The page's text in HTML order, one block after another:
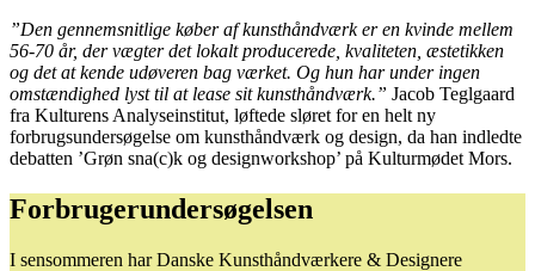
”Den gennemsnitlige køber af kunsthåndværk er en kvinde mellem
56-70 år, der vægter det lokalt producerede, kvaliteten, æstetikken
og det at kende udøveren bag værket. Og hun har under ingen
omstændighed lyst til at lease sit kunsthåndværk.” Jacob Teglgaard
fra Kulturens Analyseinstitut, løftede sløret for en helt ny
forbrugsundersøgelse om kunsthåndværk og design, da han indledte
debatten ’Grøn sna(c)k og designworkshop’ på Kulturmødet Mors.
Forbrugerundersøgelsen
I sensommeren har Danske Kunsthåndværkere & Designere